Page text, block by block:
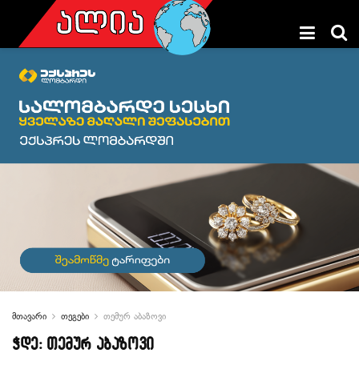
მთავარი თეგები თემურ აბაზოვი
ჭდე: თემურ აბაზოვი